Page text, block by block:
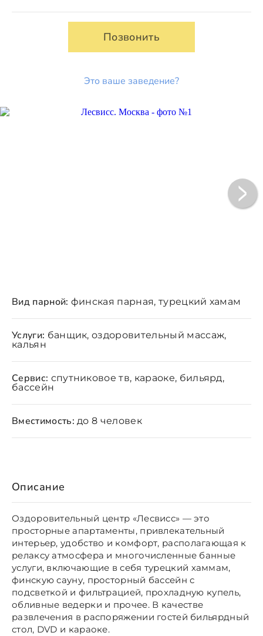
Позвонить
Это ваше заведение?
Описание
Оздоровительный центр «Лесвисс» — это
просторные апартаменты, привлекательный
интерьер, удобство и комфорт, располагающая к
релаксу атмосфера и многочисленные банные
услуги, включающие в себя турецкий хаммам,
финскую сауну, просторный бассейн с
подсветкой и фильтрацией, прохладную купель,
обливные ведерки и прочее. В качестве
развлечения в распоряжении гостей бильярдный
стол, DVD и караоке.
Вид парной: финская парная, турецкий хамам
Услуги: банщик, оздоровительный массаж,
кальян
Сервис: спутниковое тв, караоке, бильярд,
бассейн
Вместимость: до 8 человек